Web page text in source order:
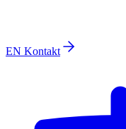
EN Kontakt